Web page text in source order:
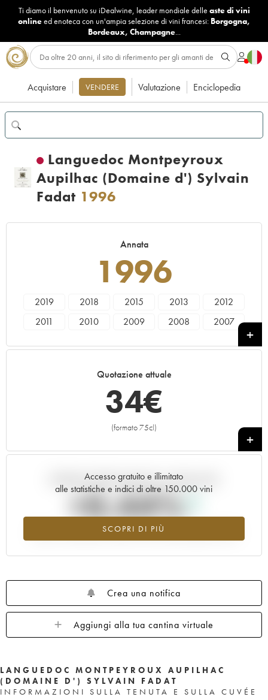
Ti diamo il benvenuto su iDealwine, leader mondiale delle aste di vini
onlineed enoteca con un'ampia selezione di vini francesi: Borgogna,
Bordeaux, Champagne...
Acquistare VENDERE Valutazione Enciclopedia
Languedoc Montpeyroux
Aupilhac (Domaine d') Sylvain
Fadat 1996
Annata
1996
2019 2018 2015 2013
2012
2011
2010 2009 2008
2007
Quotazione attuale
34€
(formato 75cl)
+
Accesso gratuito e illimitato
alle statistiche e indici di oltre 150.000 vini
SCOPRI DI PIÙ
Andamento della quotazione in tempo reale
+0.44%
Valore in aumento per l'annata 1996 nel 2026 rispetto al 2025
Crea una notifica
Aggiungi alla tua cantina virtuale
LANGUEDOC MONTPEYROUX AUPILHAC
(DOMAINE D') SYLVAIN FADAT
INFORMAZIONI SULLA TENUTA E SULLA CUVÉE